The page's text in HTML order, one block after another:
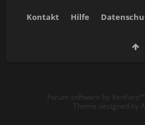
Kontakt Hilfe
Forum software by XenForo™
Theme designed by